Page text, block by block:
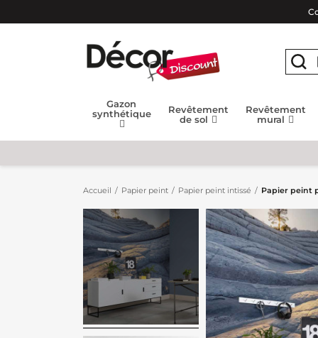
Gazon
synthétique
Revêtement
de sol
Revêtement
mural
Accueil Papier peint Papier peint intissé Papier peint